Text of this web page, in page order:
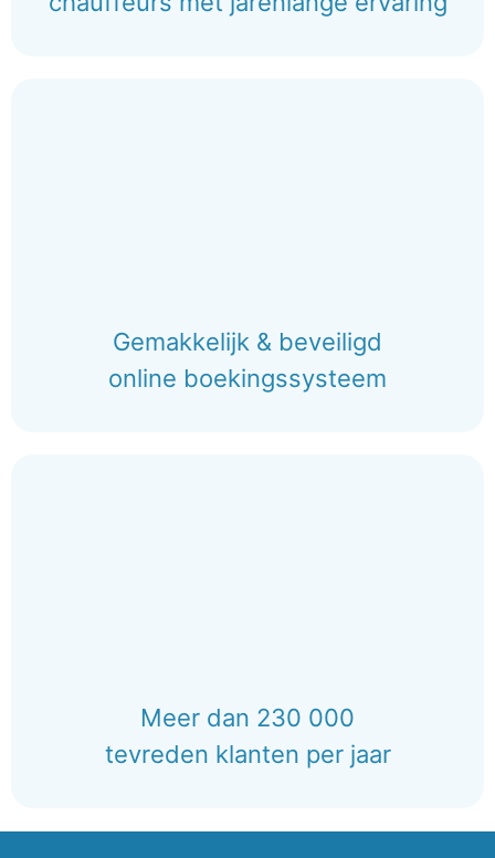
Gemakkelijk & beveiligd
online boekingssysteem
Meer dan 230 000
tevreden klanten per jaar